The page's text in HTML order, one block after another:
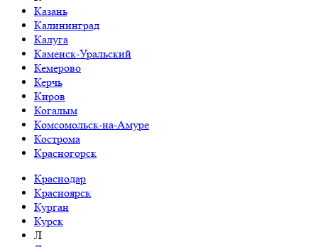
Казань
Калининград
Калуга
Каменск-Уральский
Кемерово
Керчь
Киров
Когалым
Комсомольск-на-Амуре
Кострома
Красногорск
Краснодар
Красноярск
Курган
Курск
Л